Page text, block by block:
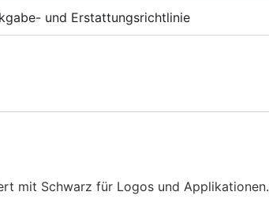
und Erstattungsrichtlinie
mit Schwarz für Logos und Applikationen.